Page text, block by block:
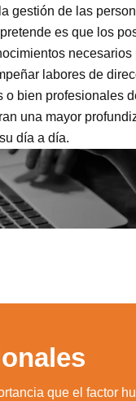
gestión de las
es que los
necesarios
labores de
o bien profesionales
una mayor
día a día.
que el factor